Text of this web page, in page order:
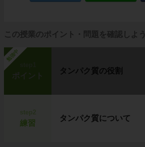
この授業のポイント・問題を確認しよう
勉強中
ポイント
タンパク質の役割
練習
タンパク質について